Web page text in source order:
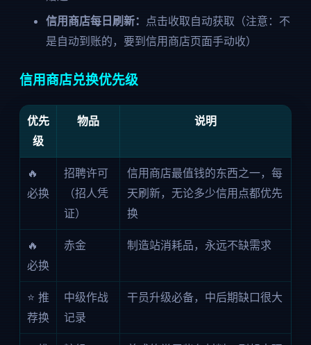
信用商店每日刷新： 点击收取自动获取（注意：不
是自动到账的，要到信用商店页面手动收）
信用商店兑换优先级
优先
级
物品 说明
🔥
必换
招聘许可
（招人凭
证）
信用商店最值钱的东西之一，每
天刷新，无论多少信用点都优先
换
🔥
必换
赤金 制造站消耗品，永远不缺需求
⭐ 推
荐换
中级作战
记录
干员升级必备，中后期缺口很大